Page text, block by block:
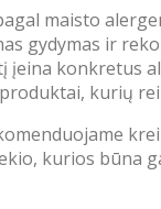
maisto
gydymas ir
konkretus
kurių
kurios būna